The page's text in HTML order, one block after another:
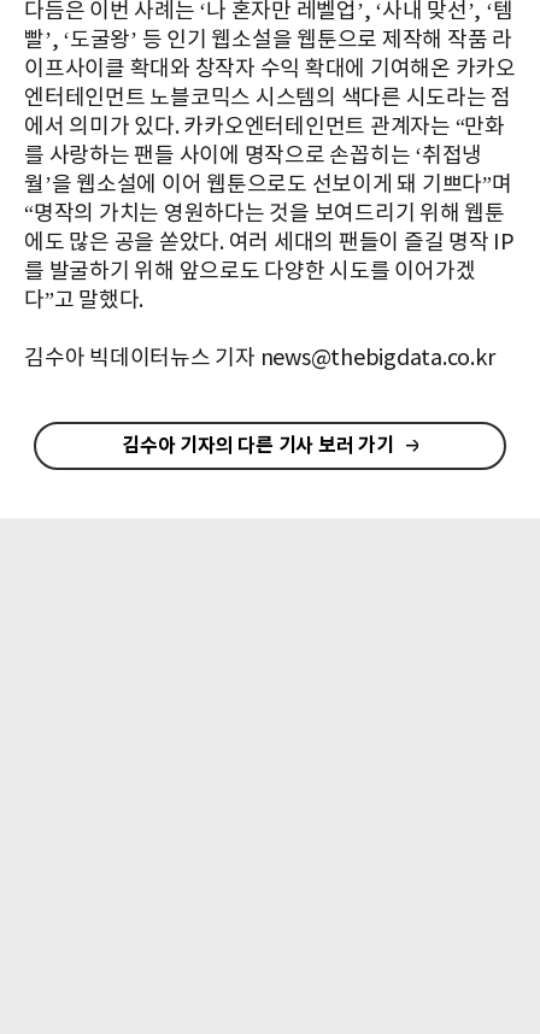
다듬은 이번 사례는 ‘나 혼자만 레벨업’, ‘사내 맞선’, ‘템
빨’, ‘도굴왕’ 등 인기 웹소설을 웹툰으로 제작해 작품 라
이프사이클 확대와 창작자 수익 확대에 기여해온 카카오
엔터테인먼트 노블코믹스 시스템의 색다른 시도라는 점
에서 의미가 있다. 카카오엔터테인먼트 관계자는 “만화
를 사랑하는 팬들 사이에 명작으로 손꼽히는 ‘취접냉
월’을 웹소설에 이어 웹툰으로도 선보이게 돼 기쁘다”며
“명작의 가치는 영원하다는 것을 보여드리기 위해 웹툰
에도 많은 공을 쏟았다. 여러 세대의 팬들이 즐길 명작 IP
를 발굴하기 위해 앞으로도 다양한 시도를 이어가겠
다”고 말했다.
김수아 빅데이터뉴스 기자 news@thebigdata.co.kr
김수아 기자의 다른 기사 보러 가기